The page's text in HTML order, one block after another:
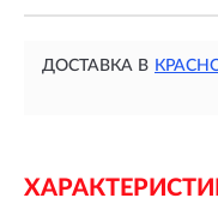
ДОСТАВКА В